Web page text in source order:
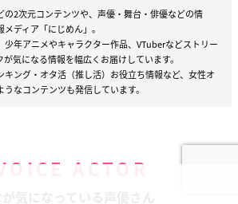
の2次元コンテンツや、声優・舞台・俳優などの情
ディア「にじめん」。
年アニメやキャラクター作品、VTuberなどストリー
気になる情報を幅広くお届けしています。
キング・オタ活（推し活）お役立ち情報など、女性オ
なコンテンツも発信しています。
ACTOR